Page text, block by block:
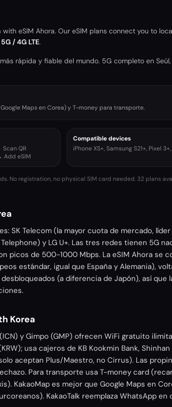
with eSIM Ahora. Our eSIM plans connect you to
5G / 4G LTE.
rápida y fiable del mundo. 5G completo en
Maps en Corea) y T-money para transporte.
QR
Add eSIM
Compatible devices
iPhone XS+, Samsung S21+, Pixel
No registration, no physical SIM card needed. 32 plans
SK Telecom (la mayor cuota de mercado, líder
y LG U+. Las tres redes tienen 5G
picos de 500-1000 Mbps. La eSIM Ahora se
estándar, igual que España y Alemania),
(a diferencia de Japón), así que
Korea
y Gimpo (GMP) ofrecen WiFi gratuito
usa cajeros de KB Kookmin Bank,
aceptan Plus/Maestro, no Cirrus). Las
Para transporte usa T-money card
KakaoMap es mejor que Google Maps en
KakaoTalk reemplaza WhatsApp